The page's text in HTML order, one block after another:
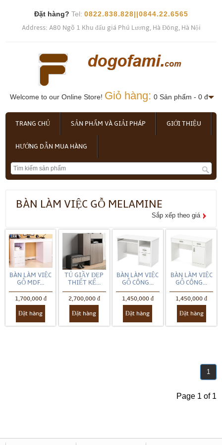
Đặt hàng? Tel: 0822.838.828||0844.22.6565
Address: A80 Ngõ 1 Khu đấu giá Phú Lương, Hà Đông, Hà Nội
Welcome to our Online Store! Giỏ hàng: 0 Sản phẩm - 0 đ
TRANG CHỦ SẢN PHẨM VÀ GIẢI PHÁP GIỚI THIỆU
HƯỚNG DẪN MUA HÀNG
BÀN LÀM VIỆC GỖ MELAMINE
Sắp xếp theo giá
BÀN LÀM VIỆC
GỖ MDF...
1,700,000 đ
Đặt hàng
TỦ GIẦY ĐẸP
THIẾT KẾ...
2,700,000 đ
Đặt hàng
BÀN LÀM VIỆC
GỖ CÔNG...
1,450,000 đ
Đặt hàng
BÀN LÀM VIỆC
GỖ CÔNG...
1,450,000 đ
Đặt hàng
1
Page 1 of 1